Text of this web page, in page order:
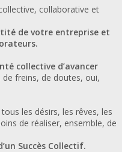
collaborative et
de votre entreprise et
collective d’avancer
freins, de doutes, oui,
les désirs, les rêves, les
de réaliser, ensemble, de
Succès Collectif.